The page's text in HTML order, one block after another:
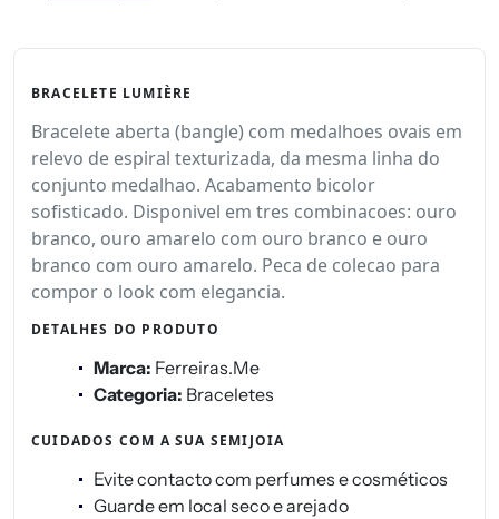
BRACELETE LUMIÈRE
Bracelete aberta (bangle) com medalhoes ovais em
relevo de espiral texturizada, da mesma linha do
conjunto medalhao. Acabamento bicolor
sofisticado. Disponivel em tres combinacoes: ouro
branco, ouro amarelo com ouro branco e ouro
branco com ouro amarelo. Peca de colecao para
compor o look com elegancia.
DETALHES DO PRODUTO
Marca: Ferreiras.Me
Categoria: Braceletes
CUIDADOS COM A SUA SEMIJOIA
Evite contacto com perfumes e cosméticos
Guarde em local seco e arejado